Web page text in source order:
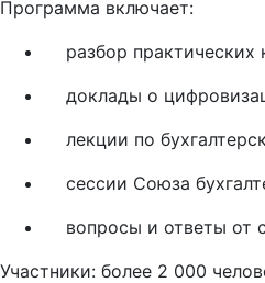
Программа включает:
разбор практических
доклады о
лекции по
сессии Союза
вопросы и ответы от
Участники: более 2 000